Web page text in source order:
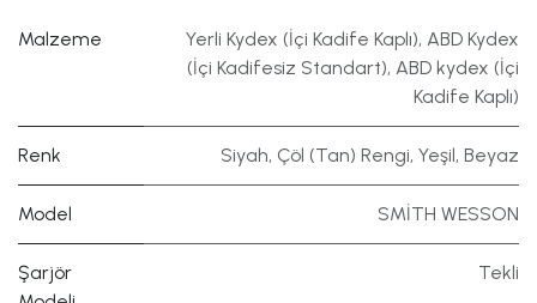
Malzeme Yerli Kydex (İçi Kadife Kaplı), ABD Kydex
(İçi Kadifesiz Standart), ABD kydex (İçi
Kadife Kaplı)
Renk Siyah, Çöl (Tan) Rengi, Yeşil, Beyaz
Model SMİTH WESSON
Şarjör
Tekli